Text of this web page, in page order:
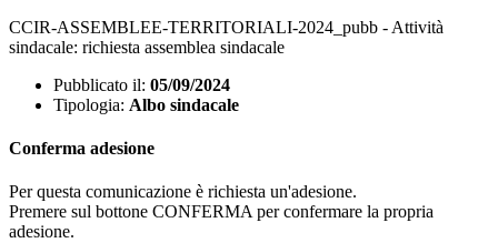
CCIR-ASSEMBLEE-TERRITORIALI-2024_pubb - Attività
sindacale: richiesta assemblea sindacale
Pubblicato il: 05/09/2024
Tipologia: Albo sindacale
Conferma adesione
Per questa comunicazione è richiesta un'adesione.
Premere sul bottone CONFERMA per confermare la propria
adesione.